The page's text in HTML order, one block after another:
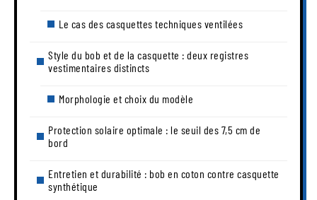
Le cas des casquettes techniques ventilées
Style du bob et de la casquette : deux registres
vestimentaires distincts
Morphologie et choix du modèle
Protection solaire optimale : le seuil des 7,5 cm de
bord
Entretien et durabilité : bob en coton contre casquette
synthétique